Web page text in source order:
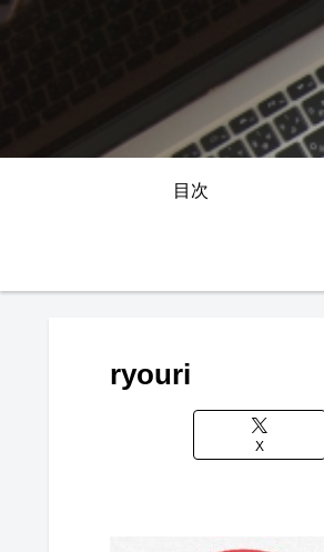
目次
ryouri
X